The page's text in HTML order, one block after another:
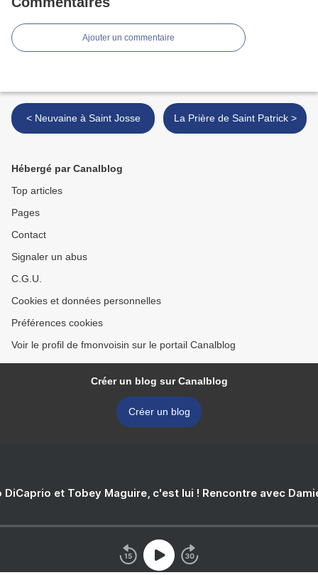
Ajouter un commentaire
< Neuvaine à Saint Josse La Prière de Saint Patrick >
Hébergé par Canalblog
Top articles
Pages
Contact
Signaler un abus
C.G.U.
Cookies et données personnelles
Préférences cookies
Voir le profil de fmonvoisin sur le portail Canalblog
Créer un blog sur Canalblog
Créer un blog
DiCaprio et Tobey Maguire, c'est lui ! Rencontre avec